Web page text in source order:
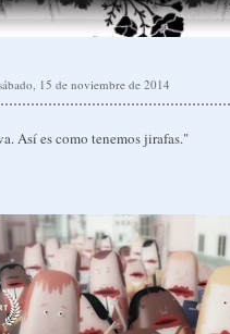
15 de noviembre de 2014
Así es como tenemos jirafas."